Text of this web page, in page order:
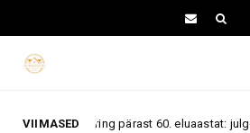
VIIMASED
pärast 60. eluaastat: julge